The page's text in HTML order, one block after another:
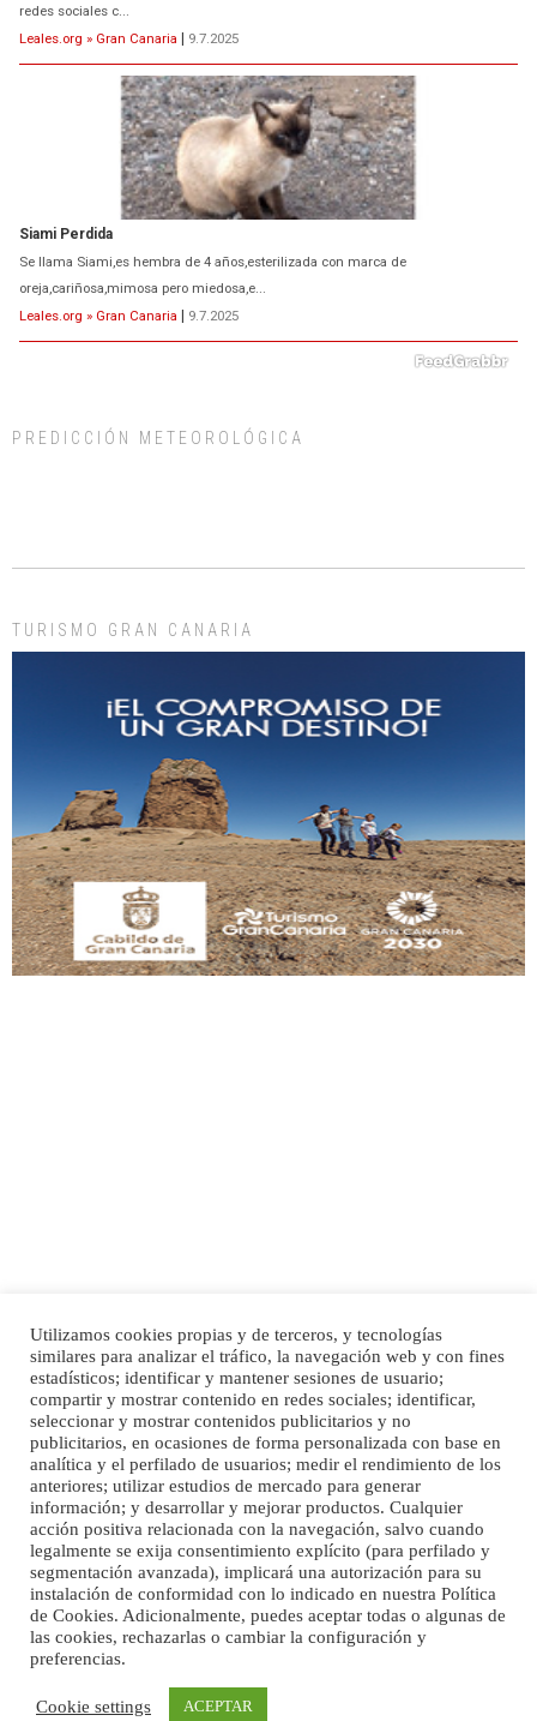
redes sociales c...
Leales.org » Gran Canaria | 9.7.2025
Siami Perdida
Se llama Siami,es hembra de 4 años,esterilizada con marca de
oreja,cariñosa,mimosa pero miedosa,e...
Leales.org » Gran Canaria | 9.7.2025
días, ella incluida...
Gato manso encontrado
Este gato macho ha aparecido en la calle hace menos de un mes, es muy
manso y extremadamente cari...
Leales.org » Gran Canaria | 9.7.2025
SHIBA PERDIDO AVDA JOSE MESA Y LOPEZ
PERRO MACHO RAZA SHIBA CON MICROCHIP PERDIDO HOY 06/07/2025 ZONA
MESA Y LOPEZ. ES MUY ASUSTADIZO
Leales.org » Gran Canaria | 6.7.2025
Ninfa perdida
El día 5 se los perdió una ninfa papillera, asustada tiene miedo a la calle, se
perdió por la zon...
Leales.org » Gran Canaria
6.7.2025
PREDICCIÓN METEOROLÓGICA
TURISMO GRAN CANARIA
Inicio Publicidad
Política de privacidad
Aviso Legal
Cláusula de Cookies
Enlaces de interés
Utilizamos cookies propias y de terceros, y tecnologías
similares para analizar el tráfico, la navegación web y con fines
estadísticos; identificar y mantener sesiones de usuario;
compartir y mostrar contenido en redes sociales; identificar,
seleccionar y mostrar contenidos publicitarios y no
publicitarios, en ocasiones de forma personalizada con base en
analítica y el perfilado de usuarios; medir el rendimiento de los
anteriores; utilizar estudios de mercado para generar
información; y desarrollar y mejorar productos. Cualquier
acción positiva relacionada con la navegación, salvo cuando
legalmente se exija consentimiento explícito (para perfilado y
segmentación avanzada), implicará una autorización para su
instalación de conformidad con lo indicado en nuestra Política
de Cookies. Adicionalmente, puedes aceptar todas o algunas de
las cookies, rechazarlas o cambiar la configuración y
preferencias.
Cookie settings ACEPTAR